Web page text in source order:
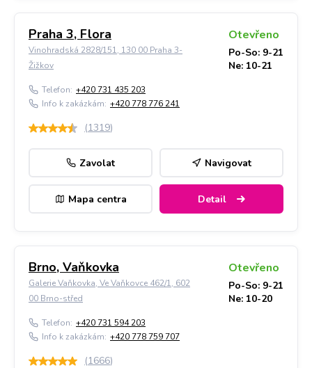
Praha 3, Flora
Vinohradská 2828/151, 130 00 Praha 3-
Žižkov
Otevřeno
Po-So: 9-21
Ne: 10-21
Telefon: +420 731 435 203
Info k zakázkám: +420 778 776 241
(1319)
Zavolat Navigovat
Mapa centra Detail
Brno, Vaňkovka
Galerie Vaňkovka, Ve Vaňkovce 462/1, 602
00 Brno-střed
Otevřeno
Po-So: 9-21
Ne: 10-20
Telefon: +420 731 594 203
Info k zakázkám: +420 778 759 707
(1666)